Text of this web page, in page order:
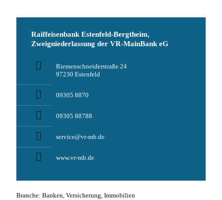
Raiffeisenbank Estenfeld-Bergtheim,
Zweigniederlassung der VR-MainBank eG
Riemenschneiderstraße 24
97230 Estenfeld
09305 8870
09305 88788
service@vr-mb.de
www.vr-mb.de
Branche: Banken, Versicherung, Immobilien